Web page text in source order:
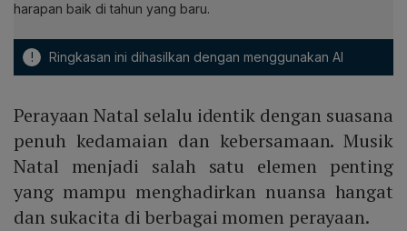
harapan baik di tahun yang baru.
! Ringkasan ini dihasilkan dengan menggunakan AI
Perayaan Natal selalu identik dengan suasana
penuh kedamaian dan kebersamaan. Musik
Natal menjadi salah satu elemen penting
yang mampu menghadirkan nuansa hangat
dan sukacita di berbagai momen perayaan.